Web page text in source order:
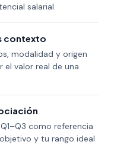
salarial.
contexto
modalidad y origen
el valor real de una
como referencia
y tu rango ideal